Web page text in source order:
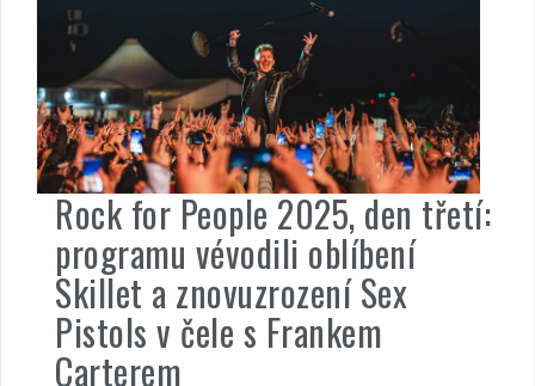
Rock for People 2025, den třetí:
programu vévodili oblíbení
Skillet a znovuzrození Sex
Pistols v čele s Frankem
Carterem